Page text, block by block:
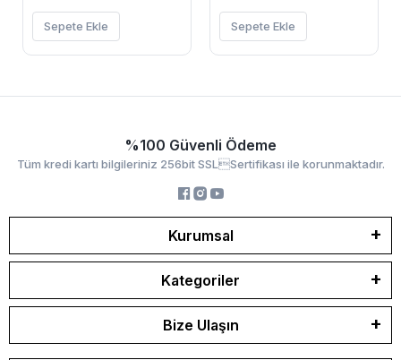
Sepete Ekle Sepete Ekle
%100 Güvenli Ödeme
Tüm kredi kartı bilgileriniz 256bit SSLSertifikası ile korunmaktadır.
Kurumsal
Kategoriler
Bize Ulaşın